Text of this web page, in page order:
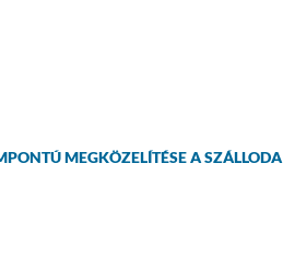
MEGKÖZELÍTÉSE A SZÁLLODA